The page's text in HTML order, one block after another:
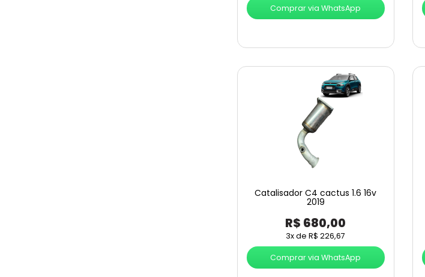
Comprar via WhatsApp
Catalisador C4 cactus 1.6 16v
2019
R$ 680,00
3x deR$ 226,67
Comprar via WhatsApp